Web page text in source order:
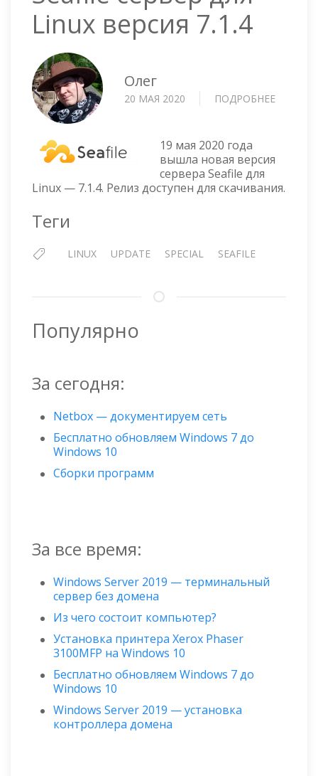
Linux версия 7.1.4
Олег
20 МАЯ 2020 ПОДРОБНЕЕ
7.1.4
19 мая 2020 года
вышла новая версия
сервера Seafile для
Linux — 7.1.4. Релиз доступен для скачивания.
Теги
LINUX UPDATE SPECIAL SEAFILE
Популярно
За сегодня:
Netbox — документируем сеть
Бесплатно обновляем Windows 7 до
Windows 10
Сборки программ
За все время:
Windows Server 2019 — терминальный
сервер без домена
Из чего состоит компьютер?
Установка принтера Xerox Phaser
3100MFP на Windows 10
Бесплатно обновляем Windows 7 до
Windows 10
Windows Server 2019 — установка
контроллера домена